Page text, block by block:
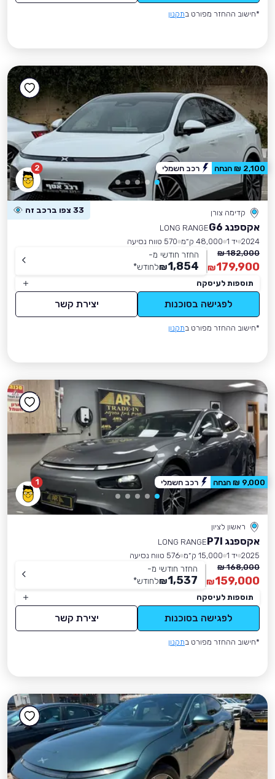
*חישוב ההחזר מפורט בתקנון
2
קדימה צורן 33 צפו ברכב זה
אקספנג G6
LONG RANGE
2024 יד 1 48,000 ק״מ
570 טווח נסיעה
182,000 ₪
179,900
₪
החזר חודשי מ-
1,854
₪לחודש*
תוספות לעיסקה
לפגישה בסוכנות יצירת קשר
*חישוב ההחזר מפורט בתקנון
2,100 ₪ הנחה רכב חשמלי
1
ראשון לציון
אקספנג P7I
LONG RANGE
2025 יד 1 15,000 ק״מ
576 טווח נסיעה
168,000 ₪
159,000
₪
החזר חודשי מ-
1,537
₪לחודש*
תוספות לעיסקה
לפגישה בסוכנות יצירת קשר
*חישוב ההחזר מפורט בתקנון
9,000 ₪ הנחה רכב חשמלי